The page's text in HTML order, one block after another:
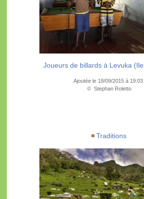
Joueurs de billards à Levuka
Ajoutée le 18/09/2015 à 19:03
© Stephan Roletto
Traditions